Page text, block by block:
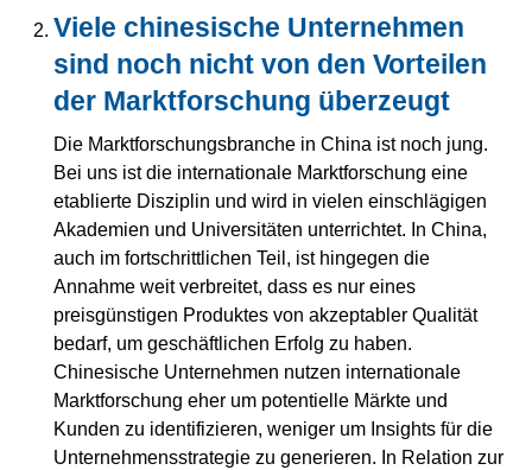
Viele chinesische Unternehmen
sind noch nicht von den Vorteilen
der Marktforschung überzeugt
Die Marktforschungsbranche in China ist noch jung.
Bei uns ist die internationale Marktforschung eine
etablierte Disziplin und wird in vielen einschlägigen
Akademien und Universitäten unterrichtet. In China,
auch im fortschrittlichen Teil, ist hingegen die
Annahme weit verbreitet, dass es nur eines
preisgünstigen Produktes von akzeptabler Qualität
bedarf, um geschäftlichen Erfolg zu haben.
Chinesische Unternehmen nutzen internationale
Marktforschung eher um potentielle Märkte und
Kunden zu identifizieren, weniger um Insights für die
Unternehmensstrategie zu generieren. In Relation zur